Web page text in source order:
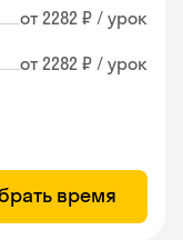
от 2282 ₽ / урок
от 2282 ₽ / урок
время